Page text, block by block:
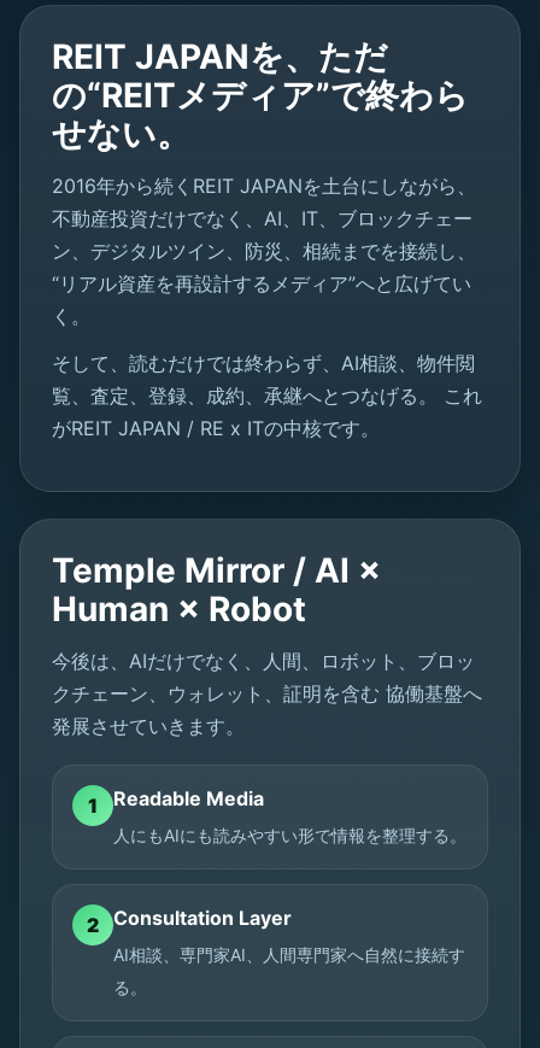
REIT JAPANを、ただ
の“REITメディア”で終わら
せない。
2016年から続くREIT JAPANを土台にしながら、
不動産投資だけでなく、AI、IT、ブロックチェー
ン、デジタルツイン、防災、相続までを接続し、
“リアル資産を再設計するメディア”へと広げてい
く。
そして、読むだけでは終わらず、AI相談、物件閲
覧、査定、登録、成約、承継へとつなげる。 これ
がREIT JAPAN / RE x ITの中核です。
Temple Mirror / AI ×
Human × Robot
今後は、AIだけでなく、人間、ロボット、ブロッ
クチェーン、ウォレット、証明を含む 協働基盤へ
発展させていきます。
1 Readable Media
人にもAIにも読みやすい形で情報を整理する。
2 Consultation Layer
AI相談、専門家AI、人間専門家へ自然に接続す
る。